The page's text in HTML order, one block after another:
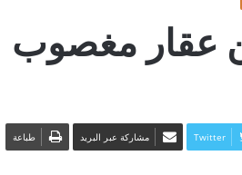
عقار مغصوب
Twitter مشاركة عبر البريد طباعة